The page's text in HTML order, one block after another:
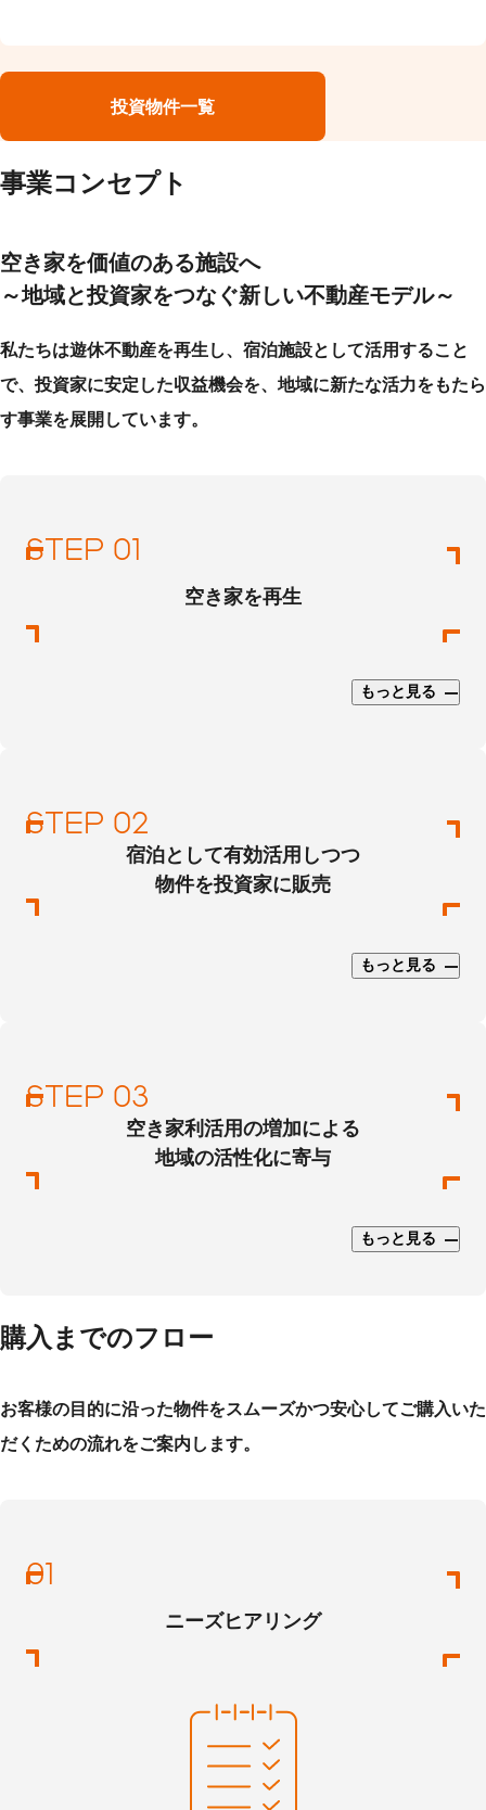
投資物件一覧
事業コンセプト
空き家を価値のある施設へ
～地域と投資家をつなぐ新しい不動産モデル～
私たちは遊休不動産を再生し、宿泊施設として活用すること
で、投資家に安定した収益機会を、地域に新たな活力をもたら
す事業を展開しています。
空き家を再生
もっと見る
宿泊として有効活用しつつ
物件を投資家に販売
もっと見る
空き家利活用の増加による
地域の活性化に寄与
もっと見る
購入までのフロー
お客様の目的に沿った物件をスムーズかつ安心してご購入いた
だくための流れをご案内します。
ニーズヒアリング